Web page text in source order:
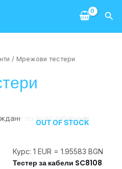
/ Мрежови тестери
OUT OF STOCK
Курс: 1 EUR = 1.95583 BGN
Тестер за кабели SC8108